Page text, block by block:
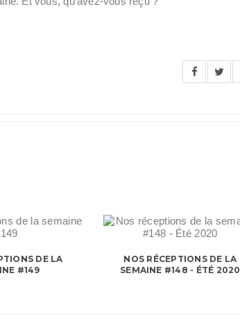
DE LA
#149
NOS RÉCEPTIONS DE LA
SEMAINE #148 - ÉTÉ 2020